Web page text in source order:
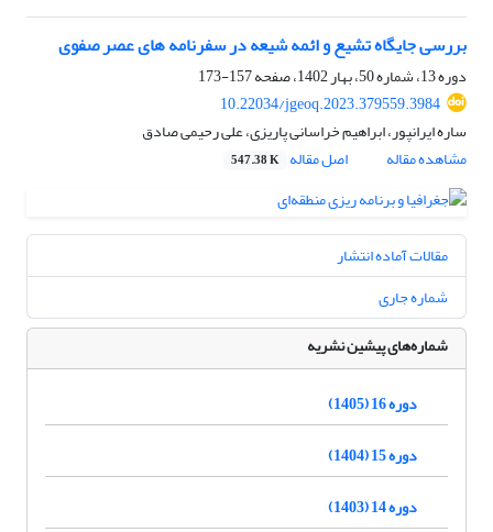
بررسی جایگاه تشیع و ائمه شیعه در سفرنامه های عصر صفوی
دوره 13، شماره 50، بهار 1402، صفحه
157-173
10.22034/jgeoq.2023.379559.3984
ساره ایرانپور، ابراهیم خراسانی پاریزی، علی رحیمی صادق
مشاهده مقاله
اصل مقاله 547.38 K
مقالات آماده انتشار
شماره جاری
شماره‌های پیشین نشریه
دوره 16 (1405)
دوره 15 (1404)
دوره 14 (1403)